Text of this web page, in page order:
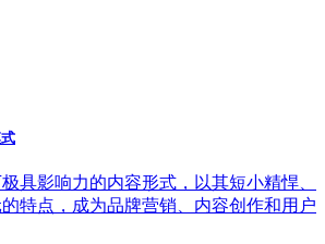
具影响力的内容形式，以其短小精悍、
特点，成为品牌营销、内容创作和用户